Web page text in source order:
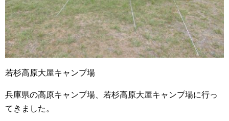
若杉高原大屋キャンプ場
兵庫県の高原キャンプ場、若杉高原大屋キャンプ場に行っ
てきました。